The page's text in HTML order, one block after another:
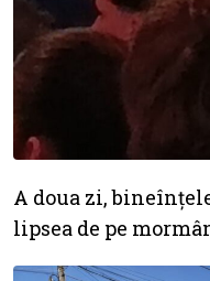
A doua zi,
lipsea de pe